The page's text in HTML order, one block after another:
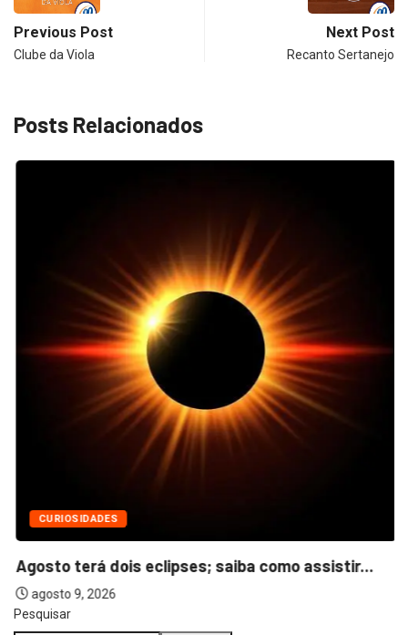
Previous Post
Clube da Viola
Next Post
Recanto Sertanejo
Posts Relacionados
CURIOSIDADES
Agosto terá dois eclipses; saiba como assistir...
agosto 9, 2026
Pesquisar